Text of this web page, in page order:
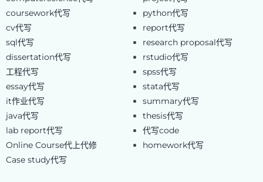
coursework代写
cv代写
sql代写
dissertation代写
工程代写
essay代写
it作业代写
java代写
lab report代写
Online Course代上代修
Case study代写
python代写
report代写
research proposal代写
rstudio代写
spss代写
stata代写
summary代写
thesis代写
代写code
homework代写